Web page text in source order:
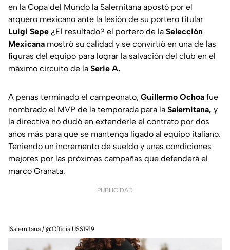
en la Copa del Mundo la Salernitana apostó por el
arquero mexicano ante la lesión de su portero titular
Luigi Sepe ¿El resultado? el portero de la Selección
Mexicana mostró su calidad y se convirtió en una de las
figuras del equipo para lograr la salvación del club en el
máximo circuito de la Serie A.
A penas terminado el campeonato, Guillermo Ochoa fue
nombrado el MVP de la temporada para la Salernitana, y
la directiva no dudó en extenderle el contrato por dos
años más para que se mantenga ligado al equipo italiano.
Teniendo un incremento de sueldo y unas condiciones
mejores por las próximas campañas que defenderá el
marco Granata.
PUBLICIDAD
|Salernitana / @OfficialUSS1919